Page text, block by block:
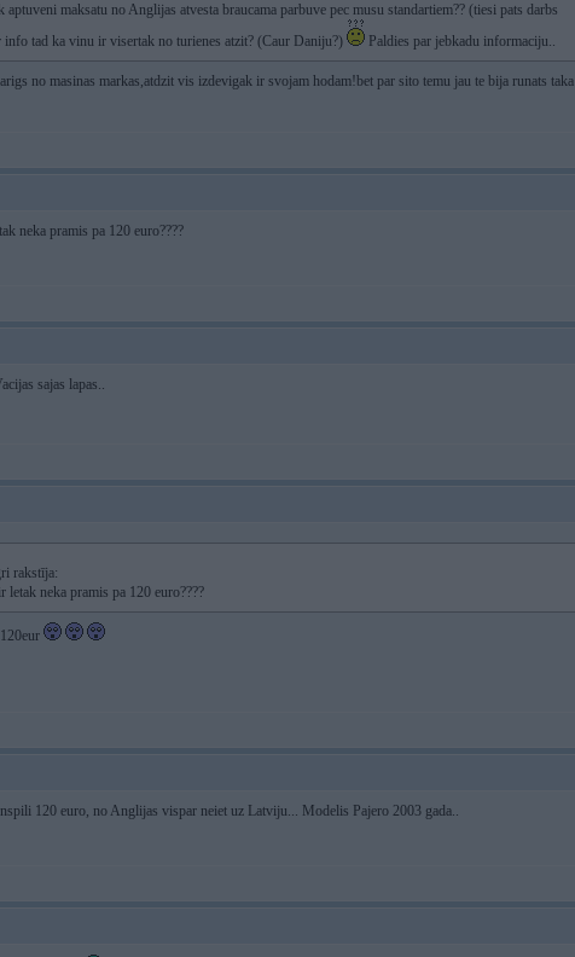
maksatu no Anglijas atvesta braucama parbuve pec musu standartiem?? (tiesi pats darbs
info tad ka vinu ir visertak no turienes atzit? (Caur Daniju?)
Paldies par jebkadu informaciju..
no masinas markas,atdzit vis izdevigak ir svojam hodam!bet par sito temu jau te bija runats taka
neka pramis pa 120 euro????
sajas lapas..
rakstīja:
letak neka pramis pa 120 euro????
120 euro, no Anglijas vispar neiet uz Latviju... Modelis Pajero 2003 gada..